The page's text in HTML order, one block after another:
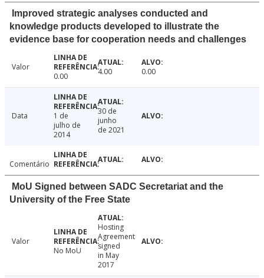
Improved strategic analyses conducted and
knowledge products developed to illustrate the
evidence base for cooperation needs and challenges
Valor
0.00
4.00 0.00
Data
1 de
julho de
2014
30 de
junho
de 2021
Comentário
MoU Signed between SADC Secretariat and the
University of the Free State
Valor
No MoU
Hosting
Agreement
signed
in May
2017